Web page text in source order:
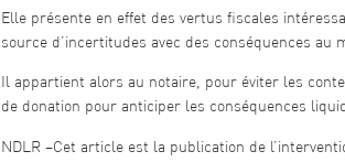
Elle présente en effet des vertus fiscales
source d’incertitudes avec des conséquences
Il appartient alors au notaire, pour éviter les
de donation pour anticiper les conséquences
NDLR –Cet article est la publication de